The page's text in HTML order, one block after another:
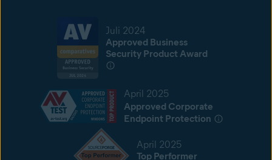
Juli 2024
Approved Business
Security Product Award
April 2025
Approved Corporate
Endpoint Protection
April 2025
Top Performer